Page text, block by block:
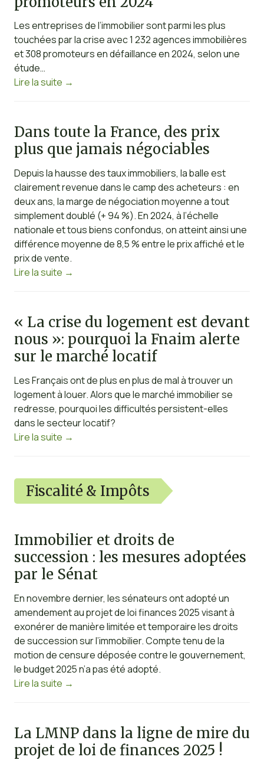
Les entreprises de l’immobilier sont parmi les plus
touchées par la crise avec 1 232 agences immobilières
et 308 promoteurs en défaillance en 2024, selon une
étude…
Lire la suite →
Dans toute la France, des prix
plus que jamais négociables
Depuis la hausse des taux immobiliers, la balle est
clairement revenue dans le camp des acheteurs : en
deux ans, la marge de négociation moyenne a tout
simplement doublé (+ 94 %). En 2024, à l’échelle
nationale et tous biens confondus, on atteint ainsi une
différence moyenne de 8,5 % entre le prix affiché et le
prix de vente.
Lire la suite →
« La crise du logement est devant
nous »: pourquoi la Fnaim alerte
sur le marché locatif
Les Français ont de plus en plus de mal à trouver un
logement à louer. Alors que le marché immobilier se
redresse, pourquoi les difficultés persistent-elles
dans le secteur locatif?
Lire la suite →
Fiscalité & Impôts
Immobilier et droits de
succession : les mesures adoptées
par le Sénat
En novembre dernier, les sénateurs ont adopté un
amendement au projet de loi finances 2025 visant à
exonérer de manière limitée et temporaire les droits
de succession sur l’immobilier. Compte tenu de la
motion de censure déposée contre le gouvernement,
le budget 2025 n’a pas été adopté.
Lire la suite →
La LMNP dans la ligne de mire du
projet de loi de finances 2025 !